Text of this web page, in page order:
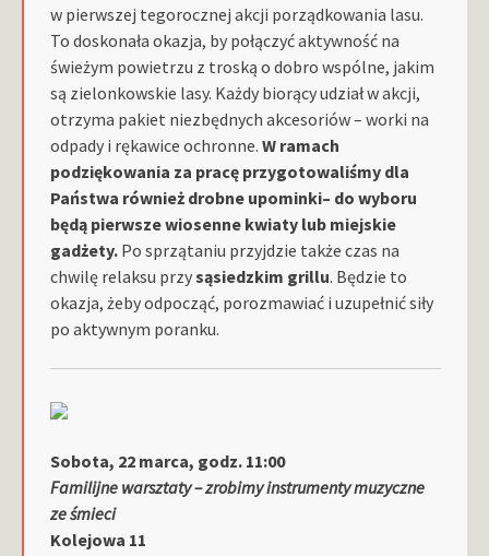
w pierwszej tegorocznej akcji porządkowania lasu.
To doskonała okazja, by połączyć aktywność na
świeżym powietrzu z troską o dobro wspólne, jakim
są zielonkowskie lasy. Każdy biorący udział w akcji,
otrzyma pakiet niezbędnych akcesoriów – worki na
odpady i rękawice ochronne. W ramach
podziękowania za pracę przygotowaliśmy dla
Państwa również drobne upominki– do wyboru
będą pierwsze wiosenne kwiaty lub miejskie
gadżety. Po sprzątaniu przyjdzie także czas na
chwilę relaksu przysąsiedzkim grillu. Będzie to
okazja, żeby odpocząć, porozmawiać i uzupełnić siły
po aktywnym poranku.
Sobota, 22 marca, godz. 11:00
Familijne warsztaty – zrobimy instrumenty muzyczne
ze śmieci
Kolejowa 11